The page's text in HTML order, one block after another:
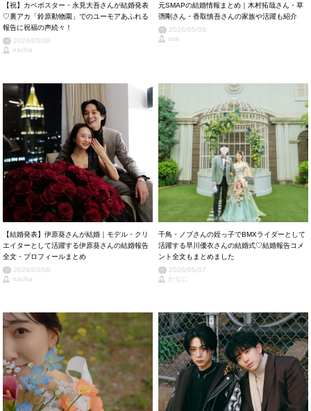
【祝】カベポスター・永見大吾さんが結婚発表
♡裏アカ「鈴原動物園」でのユーモアあふれる
報告に祝福の声続々！
2026/05/08
nacha
元SMAPの結婚情報まとめ｜木村拓哉さん・草
彅剛さん・香取慎吾さんの家族や活躍も紹介
2026/05/08
soe
【結婚発表】伊原葵さんが結婚｜モデル・クリ
エイターとして活躍する伊原葵さんの結婚報告
全文・プロフィールまとめ
2026/05/08
nacha
千鳥・ノブさんの姪っ子でBMXライダーとして
活躍する早川優衣さんの結婚式♡結婚報告コメ
ント全文もまとめました
2026/05/07
かなに